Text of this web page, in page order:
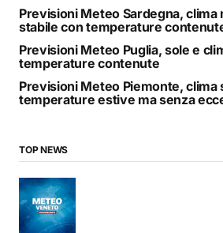
Previsioni Meteo Sardegna, clima
stabile con temperature
Previsioni Meteo Puglia, sole e
temperature contenute
Previsioni Meteo Piemonte, clima
temperature estive ma senza
TOP NEWS